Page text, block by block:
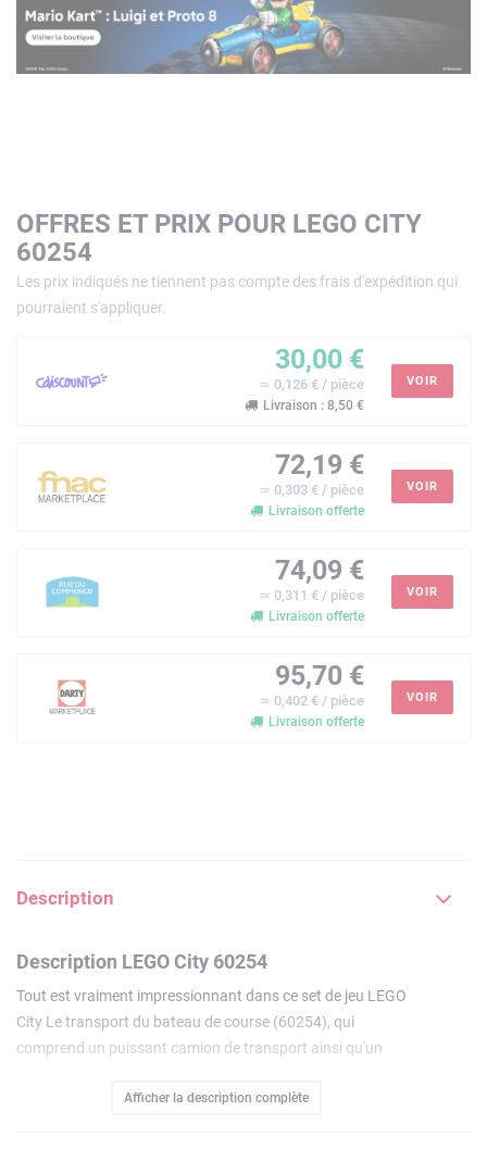
OFFRES ET PRIX POUR LEGO CITY
60254
Les prix indiqués ne tiennent pas compte des frais d'expédition qui
pourraient s'appliquer.
30,00 €
≃ 0,126 € / pièce
Livraison : 8,50 €
VOIR
72,19 €
≃ 0,303 € / pièce
Livraison offerte
VOIR
74,09 €
≃ 0,311 € / pièce
Livraison offerte
VOIR
95,70 €
≃ 0,402 € / pièce
Livraison offerte
VOIR
Description
Description LEGO City 60254
Tout est vraiment impressionnant dans ce set de jeu LEGO
City Le transport du bateau de course (60254), qui
comprend un puissant camion de transport ainsi qu'un
flotte vraiment ! De plus, avec les figurines de pilote de
Afficher la description complète